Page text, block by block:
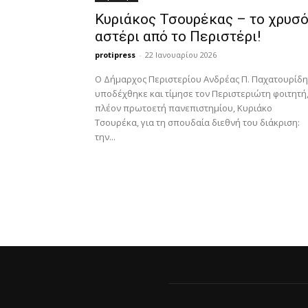
Κυριάκος Τσουρέκας – το χρυσό
αστέρι από το Περιστέρι!
protipress - 22 Ιανουαρίου 2026
Ο Δήμαρχος Περιστερίου Ανδρέας Π.
υποδέχθηκε και τίμησε τον Περιστεριώτη φοιτητή,
πλέον πρωτοετή πανεπιστημίου, Κυριάκο
Τσουρέκα, για τη σπουδαία διεθνή του διάκριση:
την...